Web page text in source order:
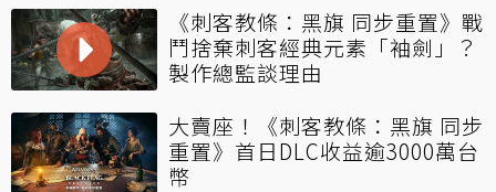
《刺客教條：黑旗 同步重置》戰
鬥捨棄刺客經典元素「袖劍」？
製作總監談理由
大賣座！《刺客教條：黑旗 同步
重置》首日DLC收益逾3000萬台
幣